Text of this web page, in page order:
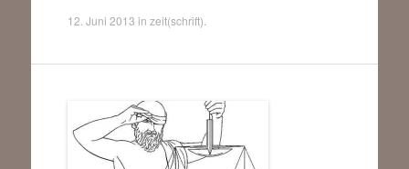
12. Juni 2013 in zeit(schrift)